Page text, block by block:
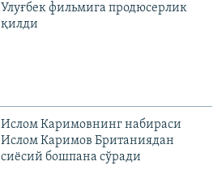
Улуғбек фильмига продюсерлик
қилди
Ислом Каримовнинг набираси
Ислом Каримов Британиядан
сиёсий бошпана сўради